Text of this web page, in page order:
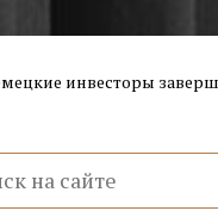
инвесторы